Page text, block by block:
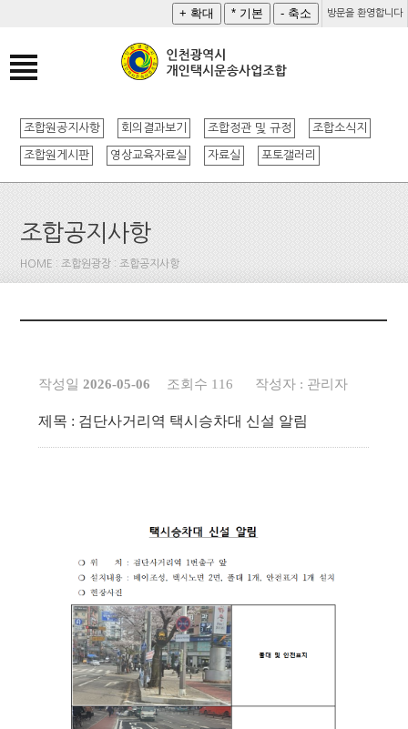
방문을 환영합니다
조합원공지사항 회의결과보기 조합정관 및 규정 조합소식지
조합원게시판 영상교육자료실 자료실 포토갤러리
조합공지사항
HOME : 조합원광장 : 조합공지사항
작성일 2026-05-06 조회수 116 작성자 : 관리자
제목 : 검단사거리역 택시승차대 신설 알림